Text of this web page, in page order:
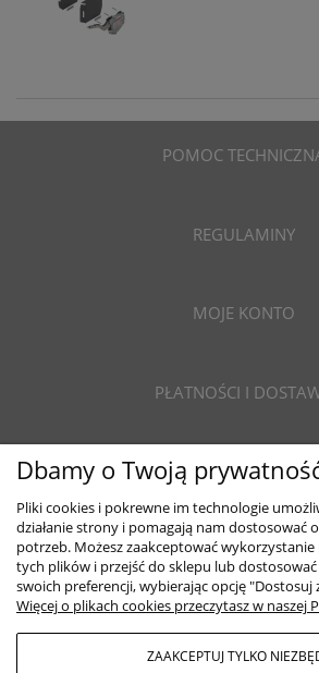
POMOC
REGULAMINY
MOJE KONTO
PŁATNOŚCI I
INFORMACJE
Dbamy o Twoją
Pliki cookies i pokrewne im technologie
działanie strony i pomagają nam dostosować
potrzeb. Możesz zaakceptować wykorzystanie
tych plików i przejść do sklepu lub
swoich preferencji, wybierając opcję "Dostosuj
Więcej o plikach cookies przeczytasz w naszej
ZAAKCEPTUJ TYLKO